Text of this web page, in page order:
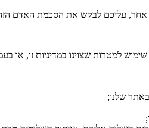
עליכם לבקש את הסכמת האדם הזה
למטרות שצוינו במדיניות זו,